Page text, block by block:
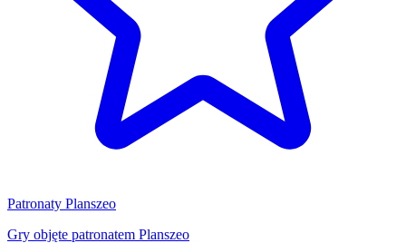
Patronaty Planszeo
Gry objęte patronatem Planszeo